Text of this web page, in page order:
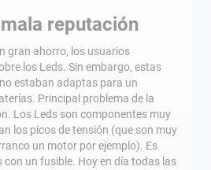
reputación
gran ahorro, los usuarios
los Leds. Sin embargo, estas
estaban adaptas para un
Principal problema de la
Los Leds son componentes muy
los picos de tensión (que son muy
un motor por ejemplo). Es
un fusible. Hoy en día todas las